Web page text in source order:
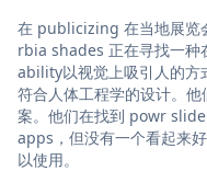
在 publicizing 在当地展览
rbia shades 正在寻找一
ability以视觉上吸引人的方
符合人体工程学的设计。
案。他们在找到 powr
apps，但没有一个看起来
以使用。